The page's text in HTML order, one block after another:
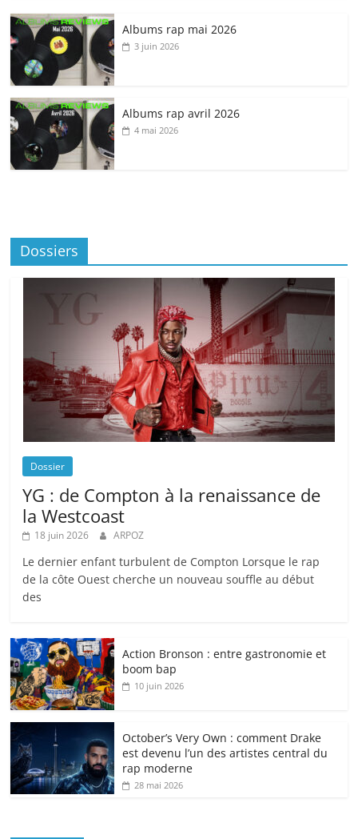
Albums rap mai 2026
3 juin 2026
Albums rap avril 2026
4 mai 2026
Dossiers
Dossier
YG : de Compton à la renaissance de
la Westcoast
18 juin 2026 ARPOZ
Le dernier enfant turbulent de Compton Lorsque le rap
de la côte Ouest cherche un nouveau souffle au début
des
Action Bronson : entre gastronomie et
boom bap
10 juin 2026
October’s Very Own : comment Drake
est devenu l’un des artistes central du
rap moderne
28 mai 2026